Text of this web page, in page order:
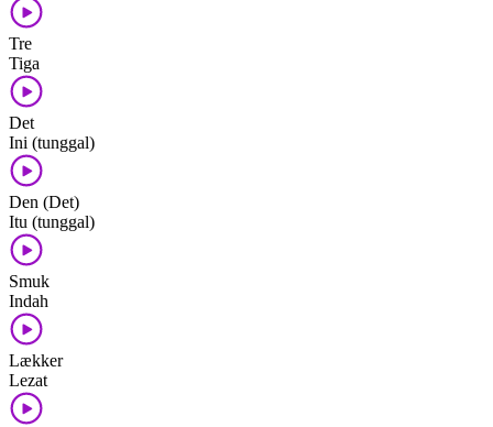
Tre
Tiga
Det
Ini (tunggal)
Den (Det)
Itu (tunggal)
Smuk
Indah
Lækker
Lezat